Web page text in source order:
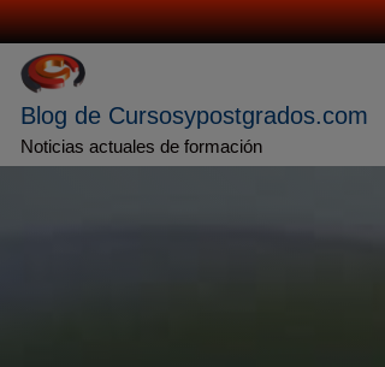
Saltar
al
contenido
Blog de Cursosypostgrados.com
Noticias actuales de formación